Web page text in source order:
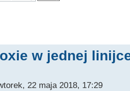
w jednej
22 maja 2018, 17:29